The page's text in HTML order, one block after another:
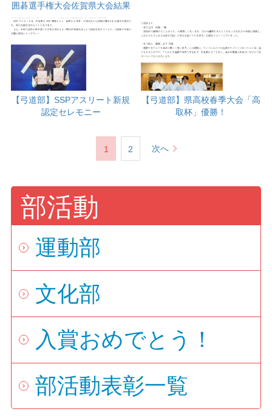
囲碁選手権大会佐賀県大会結果
【弓道部】SSPアスリート新規
認定セレモニー
【弓道部】県高校春季大会「高
取杯」優勝！
1 2 次へ
部活動
運動部
文化部
入賞おめでとう！
部活動表彰一覧